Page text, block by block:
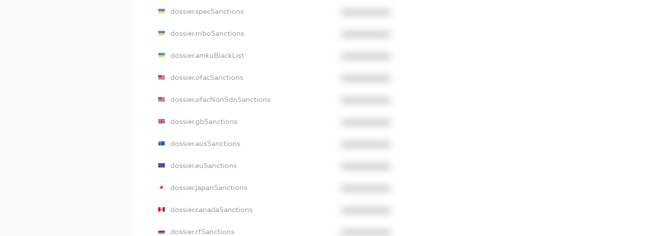
dossier.specSanctions
dossier.rnboSanctions
dossier.amkuBlackList
dossier.ofacSanctions
dossier.ofacNonSdnSanctions
dossier.gbSanctions
dossier.ausSanctions
dossier.euSanctions
dossier.japanSanctions
dossier.canadaSanctions
dossier.rfSanctions